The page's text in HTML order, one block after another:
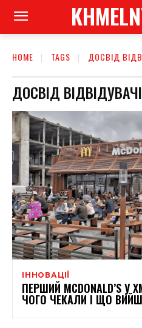
HOME TAGS ДОСВІД
ДОСВІД
ІННОВАЦІЇ
ПЕРШИЙ MCDONALD’S
ЧОГО ЧЕКАЛИ І ЩО